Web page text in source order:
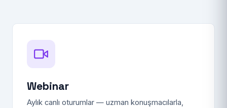
Webinar
Aylık canlı oturumlar — uzman konuşmacılarla,